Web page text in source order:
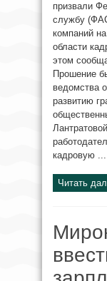
призвали
службу
компаний
области
этом
Прошение
ведомства
развитию
кадровую ...
Читать